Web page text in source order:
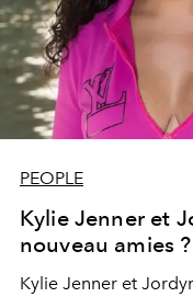
PEOPLE
Kylie Jenner et
nouveau amies ?
Kylie Jenner et